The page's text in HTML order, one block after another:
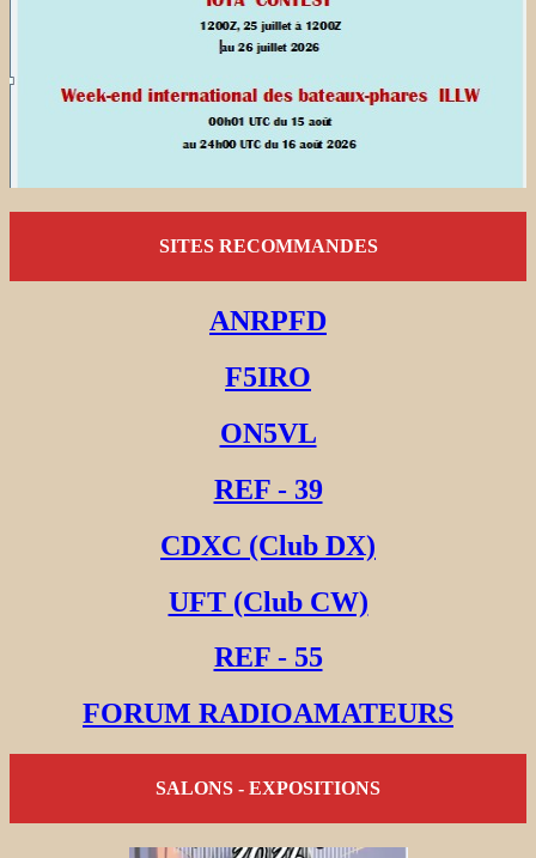
SITES RECOMMANDES
ANRPFD
F5IRO
ON5VL
REF - 39
CDXC (Club DX)
UFT (Club CW)
REF - 55
FORUM RADIOAMATEURS
SALONS - EXPOSITIONS